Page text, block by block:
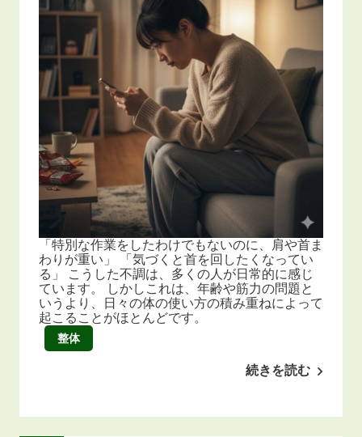
「特別な作業をしたわけでもないのに、肩や首ま
わりが重い」 「気づくと首を回したくなってい
る」 こうした不調は、多くの人が日常的に感じ
ています。 しかしこれは、年齢や筋力の問題と
いうより、日々の体の使い方の積み重ねによって
起こることがほとんどです。
整体
続きを読む